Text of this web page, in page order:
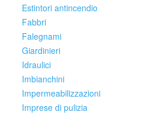
Estintori antincendio
Fabbri
Falegnami
Giardinieri
Idraulici
Imbianchini
Impermeabilizzazioni
Imprese di pulizia